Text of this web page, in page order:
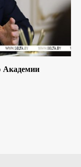
Академии